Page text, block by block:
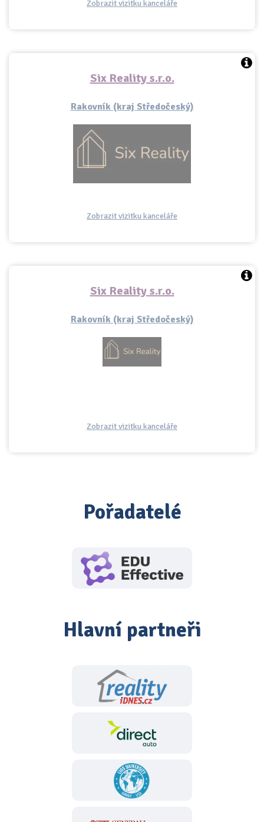
Zobrazit vizitku kanceláře
Six Reality s.r.o.
Rakovník (kraj Středočeský)
Zobrazit vizitku kanceláře
Six Reality s.r.o.
Rakovník (kraj Středočeský)
Zobrazit vizitku kanceláře
Pořadatelé
Hlavní partneři